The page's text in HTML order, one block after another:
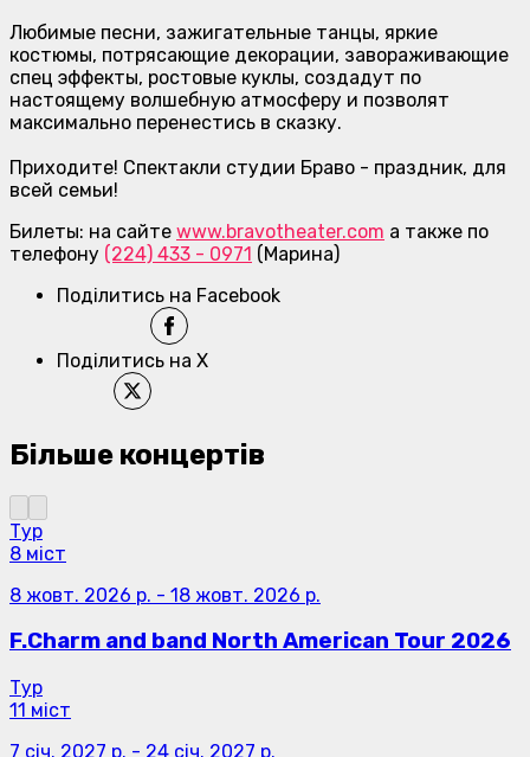
Любимые песни, зажигательные танцы, яркие
костюмы, потрясающие декорации, завораживающие
спец эффекты, ростовые куклы, создадут по
настоящему волшебную атмосферу и позволят
максимально перенестись в сказку.
Приходите! Спектакли студии Браво - праздник, для
всей семьи!
Билеты: на сайте www.bravotheater.com а также по
телефону (224) 433 - 0971 (Марина)
Поділитись на Facebook
Поділитись на X
Більше концертів
Тур
8 міст
8 жовт. 2026 р. - 18 жовт. 2026 р.
F.Charm and band North American Tour 2026
Тур
11 міст
7 січ. 2027 р. - 24 січ. 2027 р.